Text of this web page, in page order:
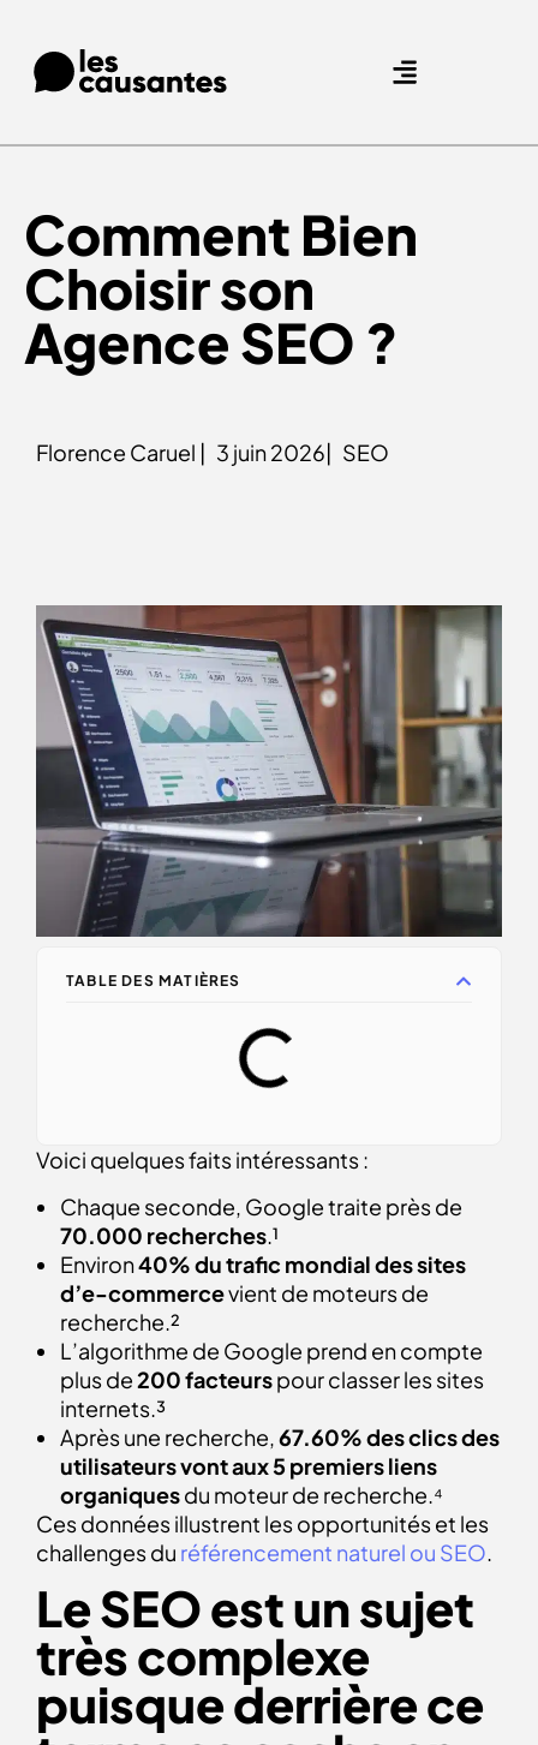
Comment Bien
Choisirson
Agence SEO ?
Florence Caruel | 3 juin 2026| SEO
TABLE DES MATIÈRES
Voici quelques faits intéressants :
Chaque seconde, Google traite près de
70.000 recherches.¹
Environ40% du trafic mondial des sites
d’e-commercevient de moteurs de
recherche.²
L’algorithme de Google prend en compte
plus de200 facteurspour classer les sites
internets.³
Après une recherche,67.60% des clics des
utilisateurs vont aux 5 premiers liens
organiquesdu moteur de recherche.⁴
Ces données illustrent les opportunités et les
challenges du référencement naturel ou SEO.
Le SEO est un sujet
très complexe
puisque derrière ce